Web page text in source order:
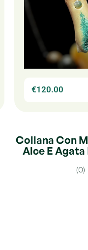
€120.00
Collana Con
Alce E
(0)